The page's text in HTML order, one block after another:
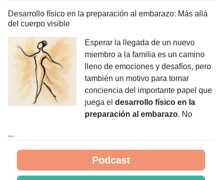
Desarrollo físico en la preparación al embarazo: Más allá
del cuerpo visible
Esperar la llegada de un nuevo
miembro a la familia es un camino
lleno de emociones y desafíos, pero
también un motivo para tomar
conciencia del importante papel que
juega el desarrollo físico en la
preparación al embarazo. No
...
Podcast